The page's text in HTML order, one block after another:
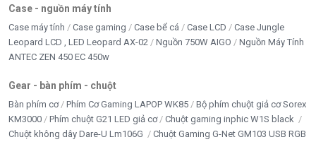
Case - nguồn máy tính
Case máy tính Case gaming Case bể cá Case LCD
Case Jungle
Leopard LCD , LED Leopard AX-02
Nguồn 750W AIGO
Nguồn Máy Tính
ANTEC ZEN 450 EC 450w
Gear - bàn phím - chuột
Bàn phím cơ Phím Cơ Gaming LAPOP WK85
Bộ phím chuột giả cơ Sorex
KM3000
Phím chuột G21 LED giả cơ
Chuột gaming inphic W1S black
Chuột không dây Dare-U Lm106G
Chuột Gaming G-Net GM103 USB RGB